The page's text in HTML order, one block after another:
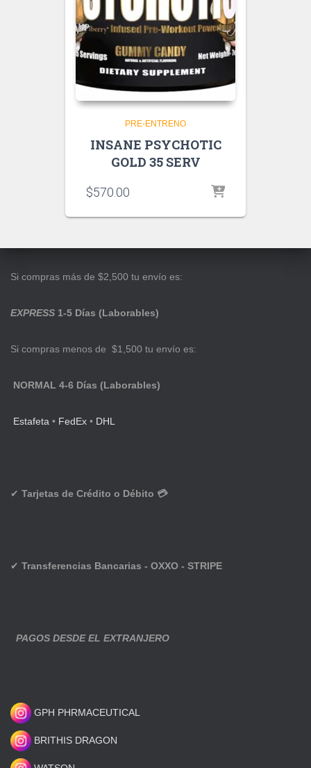
PRE-ENTRENO
INSANE PSYCHOTIC
GOLD 35 SERV
$570.00
Si compras más de $2,500 tu envío es:
EXPRESS 1-5 Días (Laborables)
Si compras menos de $1,500 tu envío es:
NORMAL 4-6 Días (Laborables)
Estafeta • FedEx • DHL
✔ Tarjetas de Crédito o Débito 💳
✔ Transferencias Bancarias - OXXO - STRIPE
PAGOS DESDE EL EXTRANJERO
GPH PHRMACEUTICAL
BRITHIS DRAGON